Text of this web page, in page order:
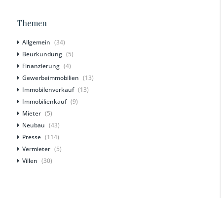
Themen
Allgemein (34)
Beurkundung (5)
Finanzierung (4)
Gewerbeimmobilien (13)
Immobilenverkauf (13)
Immobilienkauf (9)
Mieter (5)
Neubau (43)
Presse (114)
Vermieter (5)
Villen (30)